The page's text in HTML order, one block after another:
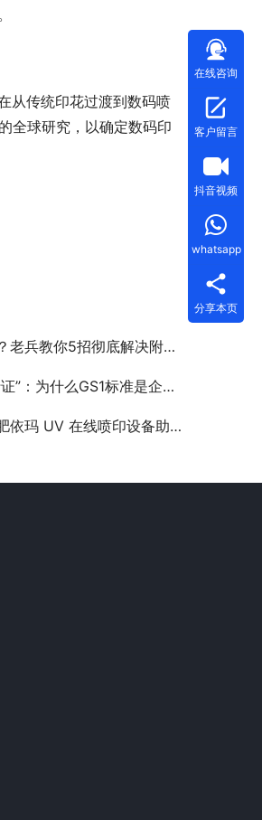
从传统印花过渡到数码喷
全球研究，以确定数码印
你5招彻底解决附着力难题！
么GS1标准是企业出海的关键？
在线喷印设备助力印刷行业升级
在线咨询
客户留言
抖音视频
whatsapp
分享本页